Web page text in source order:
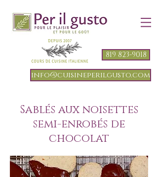
819 823-9018
info@cuisineperilgusto.com
Sablés aux noisettes
semi-enrobés de
chocolat